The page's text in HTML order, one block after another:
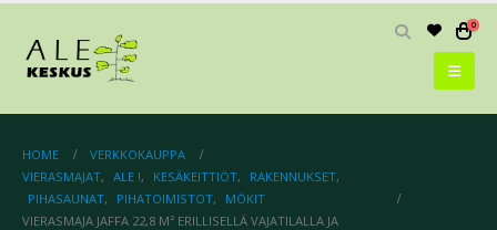
0
HOME
VERKKOKAUPPA
VIERASMAJAT, ALE !, KESÄKEITTIÖT, RAKENNUKSET,
PIHASAUNAT, PIHATOIMISTOT,
MÖKIT
VIERASMAJA JAFFA 22,8 M² ERILLISELLÄ VAJATILALLA JA